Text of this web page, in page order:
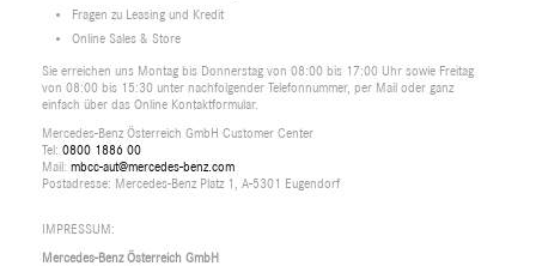
Fragen zu Leasing und Kredit
Online Sales & Store
Sie erreichen uns Montag bis Donnerstag von 08:00 bis 17:00 Uhr sowie Freitag
von 08:00 bis 15:30 unter nachfolgender Telefonnummer, per Mail oder ganz
einfach über das Online Kontaktformular.
Mercedes-Benz Österreich GmbH Customer Center
Tel: 0800 1886 00
Mail: mbcc-aut@mercedes-benz.com
Postadresse: Mercedes-Benz Platz 1, A-5301 Eugendorf
IMPRESSUM:
Mercedes-Benz Österreich GmbH